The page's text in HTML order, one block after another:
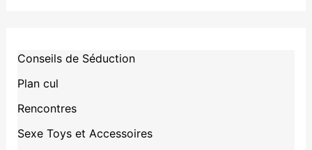
Conseils de Séduction
Plan cul
Rencontres
Sexe Toys et Accessoires